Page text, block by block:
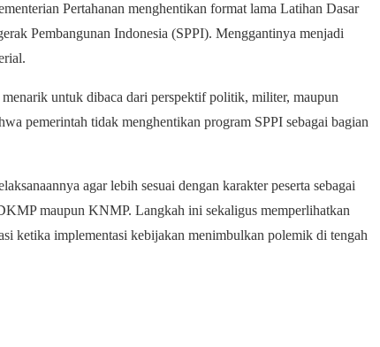
Pertahanan menghentikan format lama Latihan Dasar
Pembangunan Indonesia (SPPI). Menggantinya menjadi
untuk dibaca dari perspektif politik, militer, maupun
pemerintah tidak menghentikan program SPPI sebagai bagian
agar lebih sesuai dengan karakter peserta sebagai
maupun KNMP. Langkah ini sekaligus memperlihatkan
ketika implementasi kebijakan menimbulkan polemik di tengah